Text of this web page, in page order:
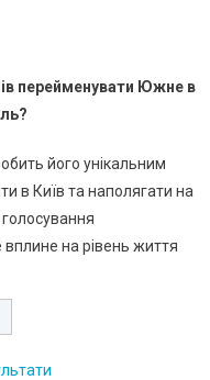
перейменувати Южне в
його унікальним
в Київ та наполягати на
голосування
вплине на рівень життя